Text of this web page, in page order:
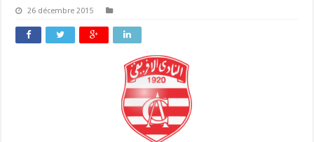
26 décembre 2015